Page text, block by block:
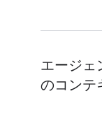
エージェ
のコンテ